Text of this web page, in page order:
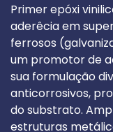
Primer epóxi
aderêcia em
ferrosos
um promotor de
sua formulação
anticorrosivos,
do substrato.
estruturas